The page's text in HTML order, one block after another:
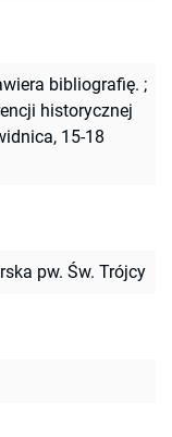
bibliografię. ;
historycznej
15-18
pw. Św. Trójcy